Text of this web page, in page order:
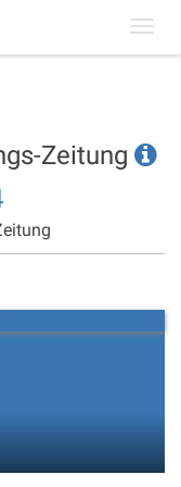
Zeitung